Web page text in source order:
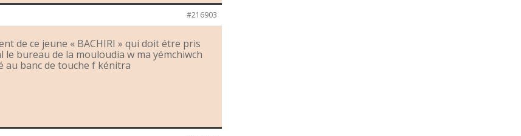
#216903
de ce jeune « BACHIRI » qui doit étre pris
bureau de la mouloudia w ma yémchiwch
au banc de touche f kénitra